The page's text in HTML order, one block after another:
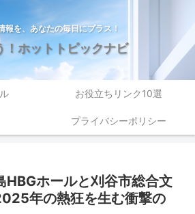
報を、あなたの毎日にプラス！
！ホットトピックナビ
お役立ちリンク10選
プライバシーポリシー
HBGホールと刈谷市総合文
年の熱狂を生む衝撃の